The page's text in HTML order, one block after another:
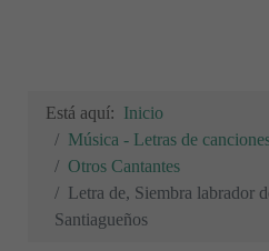
Está aquí: Inicio
Música - Letras de
Otros Cantantes
Letra de, Siembra labrador
Santiagueños